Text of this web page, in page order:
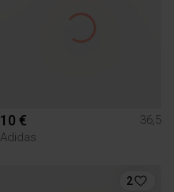
10 €
36,5
Adidas
2